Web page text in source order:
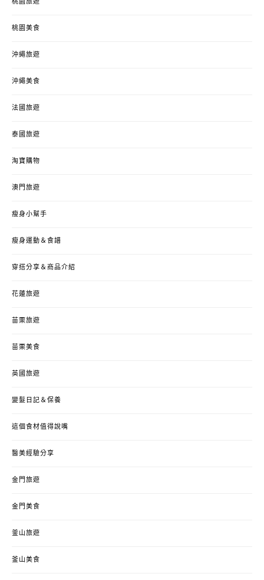
桃園旅遊
桃園美食
沖繩旅遊
沖繩美食
法國旅遊
泰國旅遊
淘寶購物
澳門旅遊
瘦身小幫手
瘦身運動＆食譜
穿搭分享＆商品介紹
花蓮旅遊
苗栗旅遊
苗栗美食
英國旅遊
變髮日記＆保養
這個食材值得說嘴
醫美經驗分享
金門旅遊
金門美食
釜山旅遊
釜山美食